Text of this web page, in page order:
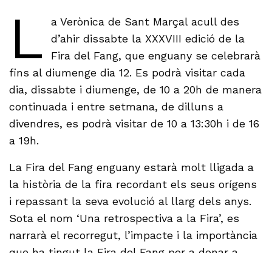
L
a Verònica de Sant Marçal acull des
d’ahir dissabte la XXXVIII edició de la
Fira del Fang, que enguany se celebrarà
fins al diumenge dia 12. Es podrà visitar cada
dia, dissabte i diumenge, de 10 a 20h de manera
continuada i entre setmana, de dilluns a
divendres, es podrà visitar de 10 a 13:30h i de 16
a 19h.
La Fira del Fang enguany estarà molt lligada a
la història de la fira recordant els seus orígens
i repassant la seva evolució al llarg dels anys.
Sota el nom ‘Una retrospectiva a la Fira’, es
narrarà el recorregut, l’impacte i la importància